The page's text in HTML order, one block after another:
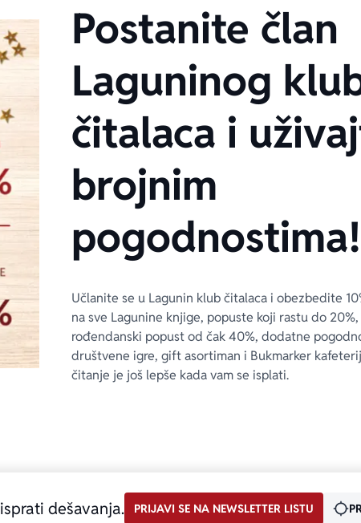
Postanite član
Laguninog
čitalaca i
brojnim
pogodnostima!
Učlanite se u Lagunin klub čitalaca i obezbedite
na sve Lagunine knjige, popuste koji rastu do 20%,
rođendanski popust od čak 40%, dodatne
društvene igre, gift asortiman i Bukmarker
čitanje je još lepše kada vam se isplati.
dešavanja. PRIJAVI SE NA NEWSLETTER LISTU